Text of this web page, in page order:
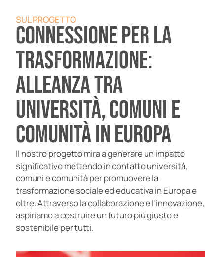
SUL PROGETTO
Connessione per la
trasformazione:
alleanza tra
università, comuni e
comunità in Europa
Il nostro progetto mira a generare un impatto
significativo mettendo in contatto università,
comuni e comunità per promuovere la
trasformazione sociale ed educativa in Europa e
oltre. Attraverso la collaborazione e l'innovazione,
aspiriamo a costruire un futuro più giusto e
sostenibile per tutti.